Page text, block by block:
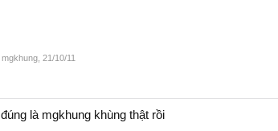
mgkhung 21/10/11
đúng là mgkhung khùng thật rồi